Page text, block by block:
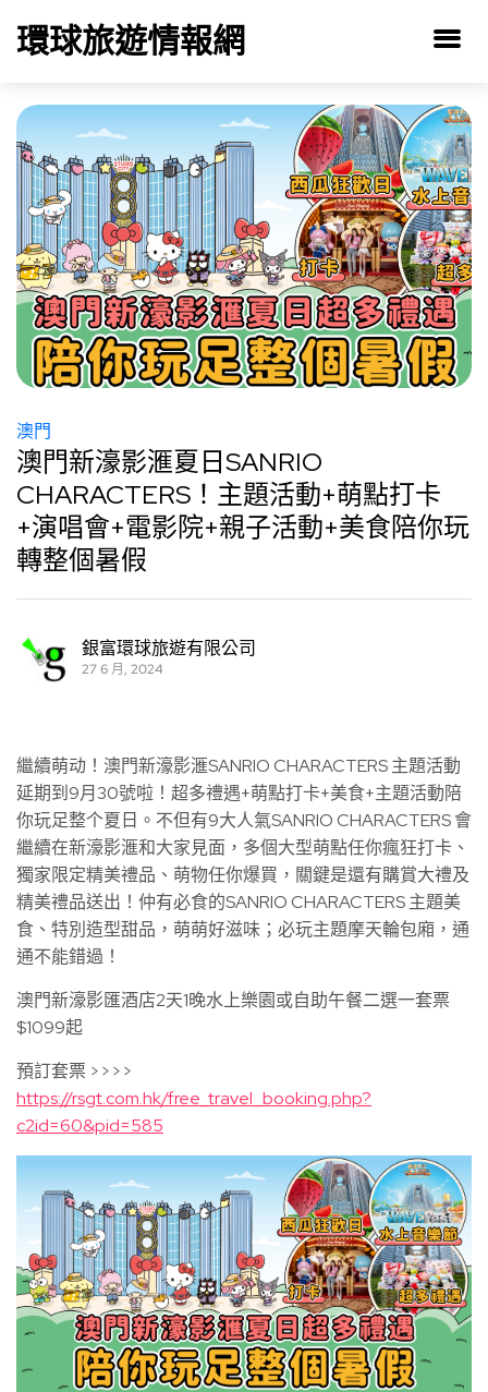
環球旅遊情報網
澳門
澳門新濠影滙夏日SANRIO
CHARACTERS！主題活動+萌點打卡
+演唱會+電影院+親子活動+美食陪你玩
轉整個暑假
銀富環球旅遊有限公司
27 6 月, 2024
繼續萌动！澳門新濠影滙SANRIO CHARACTERS 主題活動
延期到9月30號啦！超多禮遇+萌點打卡+美食+主題活動陪
你玩足整个夏日。不但有9大人氣SANRIO CHARACTERS 會
繼續在新濠影滙和大家見面，多個大型萌點任你瘋狂打卡、
獨家限定精美禮品、萌物任你爆買，關鍵是還有購賞大禮及
精美禮品送出！仲有必食的SANRIO CHARACTERS 主題美
食、特別造型甜品，萌萌好滋味；必玩主題摩天輪包廂，通
通不能錯過！
澳門新濠影匯酒店2天1晚水上樂園或自助午餐二選一套票
$1099起
預訂套票 >>>>
https://rsgt.com.hk/free_travel_booking.php?
c2id=60&pid=585